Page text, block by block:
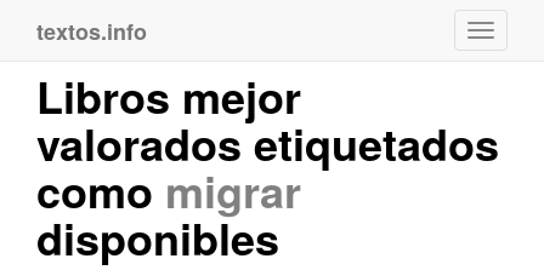
textos.info
Libros mejor
valorados etiquetados
como migrar
disponibles